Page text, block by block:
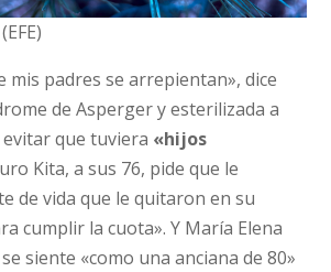
mis padres se arrepientan», dice
de Asperger y esterilizada a
que tuviera «hijos
Kita, a sus 76, pide que le
de vida que le quitaron en su
cumplir la cuota». Y María Elena
siente «como una anciana de 80»